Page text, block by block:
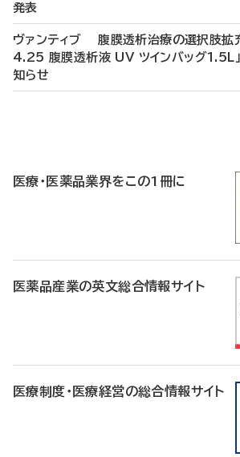
発表
ヴァンティブ 腹膜透析治療の選択肢拡
4.25 腹膜透析液 UV ツインバッグ1.5L
知らせ
医療・医薬品業界をこの1冊に
医薬品産業の英文総合情報サイト
医療制度・医療経営の総合情報サイト